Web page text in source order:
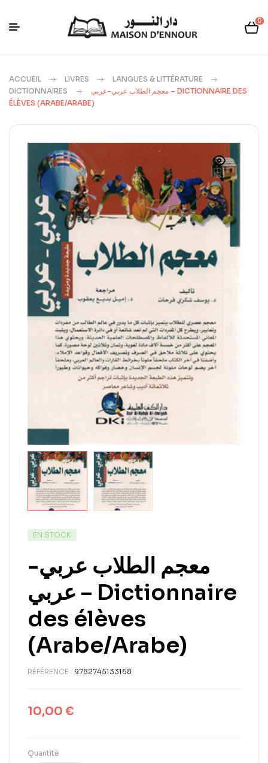
0
ACCUEIL LIVRES
LANGUES & LITTÉRATURE
DICTIONNAIRES
معجم الطلاب عربي-عربي – DICTIONNAIRE DES
ÉLÈVES (ARABE/ARABE)
🔍
EN STOCK
معجم الطلاب عربي-
عربي – Dictionnaire
des élèves
(Arabe/Arabe)
RÉFÉRENCE : 9782745133168
10,00 €
Quantité